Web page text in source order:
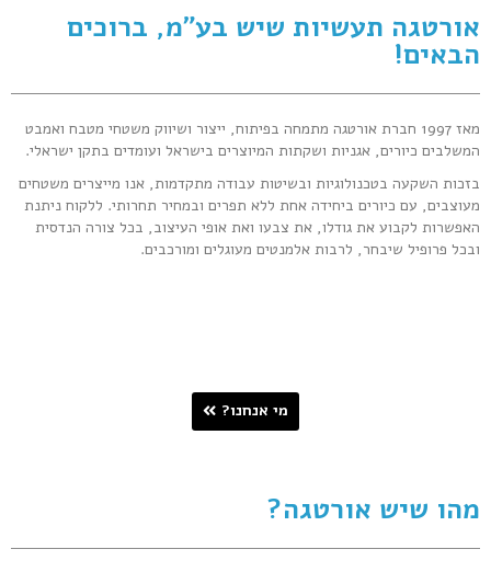
אורטגה תעשיות שיש בע"מ, ברוכים
הבאים!
מאז 1997 חברת אורטגה מתמחה בפיתוח, ייצור ושיווק משטחי מטבח ואמבט
המשלבים כיורים, אגניות ושקתות המיוצרים בישראל ועומדים בתקן ישראלי.
בזכות השקעה בטכנולוגיות ובשיטות עבודה מתקדמות, אנו מייצרים משטחים
מעוצבים, עם כיורים ביחידה אחת ללא תפרים ובמחיר תחרותי. ללקוח ניתנת
האפשרות לקבוע את גודלו, את צבעו ואת אופי העיצוב, בכל צורה הנדסית
ובכל פרופיל שיבחר, לרבות אלמנטים מעוגלים ומורכבים.
מי אנחנו?
מהו שיש אורטגה?